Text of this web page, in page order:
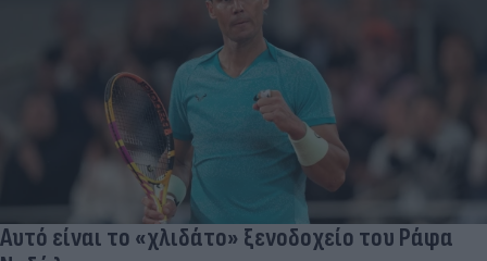
Αυτό είναι το «χλιδάτο» ξενοδοχείο του Ράφα